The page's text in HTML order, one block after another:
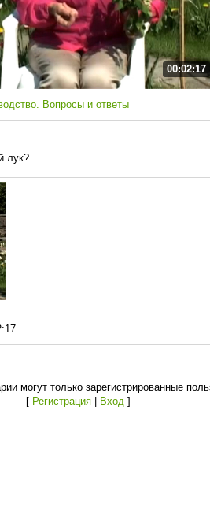
00:02:17
Вопросы и ответы
лук?
могут только зарегистрированные
[ Регистрация| Вход]